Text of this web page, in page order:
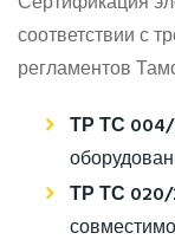
соответствии с
регламентов
ТР ТС 004/
ТР ТС 020/